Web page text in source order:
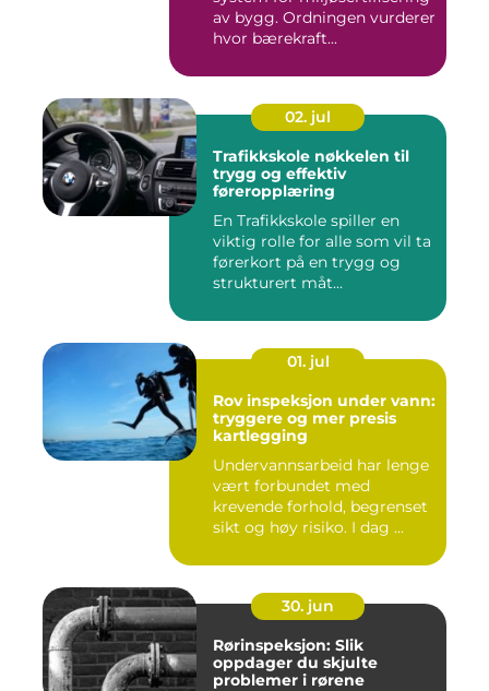
av bygg. Ordningen vurderer
hvor bærekraft...
02. jul
Trafikkskole nøkkelen til
trygg og effektiv
føreropplæring
En Trafikkskole spiller en
viktig rolle for alle som vil ta
førerkort på en trygg og
strukturert måt...
01. jul
Rov inspeksjon under vann:
tryggere og mer presis
kartlegging
Undervannsarbeid har lenge
vært forbundet med
krevende forhold, begrenset
sikt og høy risiko. I dag ...
30. jun
Rørinspeksjon: Slik
oppdager du skjulte
problemer i rørene